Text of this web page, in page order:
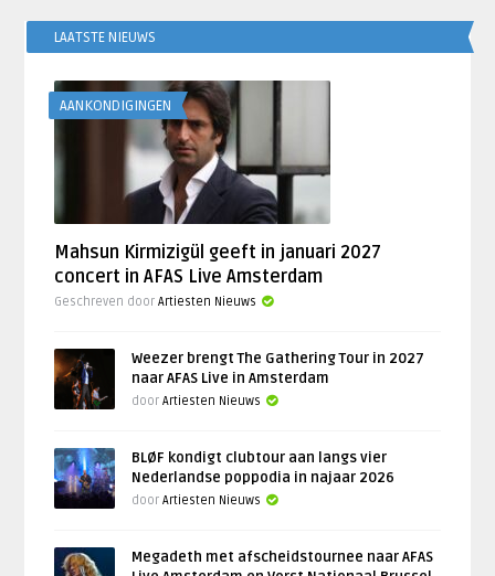
LAATSTE NIEUWS
AANKONDIGINGEN
Mahsun Kirmizigül geeft in januari 2027
concert in AFAS Live Amsterdam
Geschreven doorArtiesten Nieuws
Weezer brengt The Gathering Tour in 2027
naar AFAS Live in Amsterdam
doorArtiesten Nieuws
BLØF kondigt clubtour aan langs vier
Nederlandse poppodia in najaar 2026
doorArtiesten Nieuws
Megadeth met afscheidstournee naar AFAS